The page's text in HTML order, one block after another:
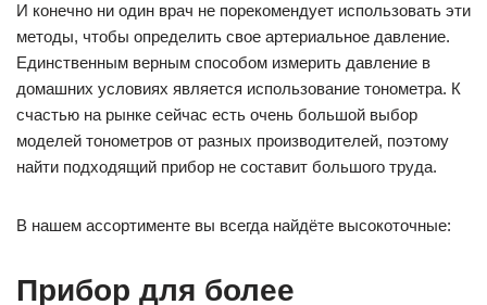
И конечно ни один врач не порекомендует использовать эти
методы, чтобы определить свое артериальное давление.
Единственным верным способом измерить давление в
домашних условиях является использование тонометра. К
счастью на рынке сейчас есть очень большой выбор
моделей тонометров от разных производителей, поэтому
найти подходящий прибор не составит большого труда.
В нашем ассортименте вы всегда найдёте высокоточные:
Прибор для более